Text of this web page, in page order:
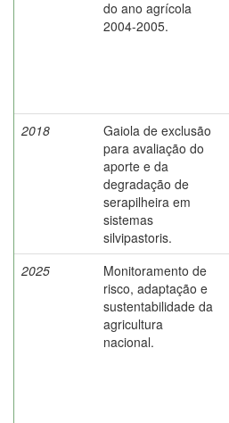
do ano agrícola
2004-2005.
2018
Gaiola de exclusão
para avaliação do
aporte e da
degradação de
serapilheira em
sistemas
silvipastoris.
2025
Monitoramento de
risco, adaptação e
sustentabilidade da
agricultura
nacional.